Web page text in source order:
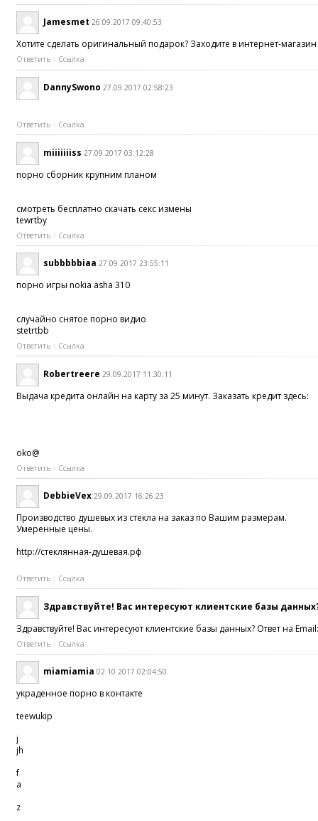
Jamesmet 26.09.2017 09:40:53
Хотите сделать оригинальный подарок? Заходите в интернет-
Ответить Ссылка
DannySwono 27.09.2017 02:58:23
Ответить Ссылка
miiiiiiiss 27.09.2017 03:12:28
порно сборник крупним планом
смотреть бесплатно скачать секс измены
tewrtby
Ответить Ссылка
subbbbbiaa 27.09.2017 23:55:11
порно игры nokia asha 310
случайно снятое порно видио
stetrtbb
Ответить Ссылка
Robertreere 29.09.2017 11:30:11
Выдача кредита онлайн на карту за 25 минут. Заказать кредит здесь:
oko@
Ответить Ссылка
DebbieVex 29.09.2017 16:26:23
Производство душевых из стекла на заказ по Вашим размерам.
Умеренные цены.
http://стеклянная-душевая.рф
Ответить Ссылка
Здравствуйте! Вас интересуют клиентские базы
Здравствуйте! Вас интересуют клиентские базы данных? Ответ на
Ответить Ссылка
miamiamia 02.10.2017 02:04:50
украденное порно в контакте
teewukip
j
jh
f
a
z